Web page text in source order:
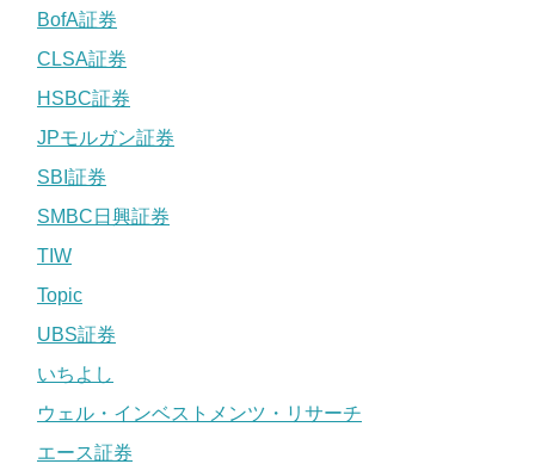
BofA証券
CLSA証券
HSBC証券
JPモルガン証券
SBI証券
SMBC日興証券
TIW
Topic
UBS証券
いちよし
ウェル・インベストメンツ・リサーチ
エース証券